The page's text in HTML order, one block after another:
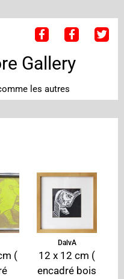
Gallery
les autres
(
DalvA
12 x 12 cm (
encadré bois